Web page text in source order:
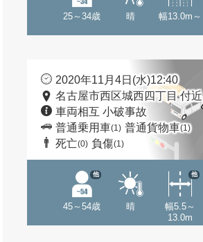
25～34歳 晴 幅13.0m～
2020年11月4日(水)12:40
名古屋市西区城西四丁目 付近
車両相互 小破事故
普通乗用車(1) 普通貨物車(1)
死亡(0) 負傷(1)
45～54歳
他
晴
幅5.5～
13.0m
他